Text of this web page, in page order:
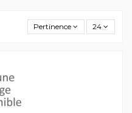
Pertinence 24